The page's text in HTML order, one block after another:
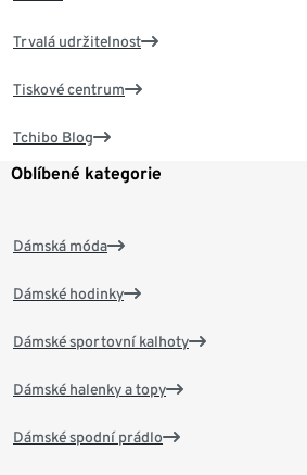
Trvalá udržitelnost
Tiskové centrum
Tchibo Blog
Oblíbené kategorie
Dámská móda
Dámské hodinky
Dámské sportovní kalhoty
Dámské halenky a topy
Dámské spodní prádlo